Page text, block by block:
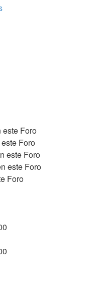
este Foro
Foro
este Foro
este Foro
Foro